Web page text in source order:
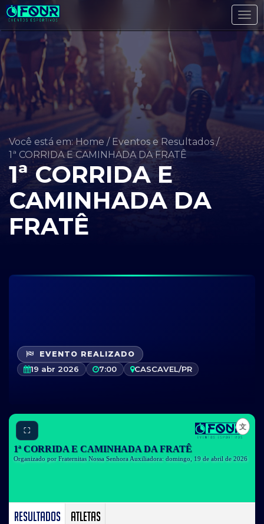
Você está em: Home / Eventos e Resultados /
1ª CORRIDA E CAMINHADA DA FRATÊ
1ª CORRIDA E
CAMINHADA DA
FRATÊ
EVENTO REALIZADO
19 abr 2026 7:00 CASCAVEL/PR
⛶